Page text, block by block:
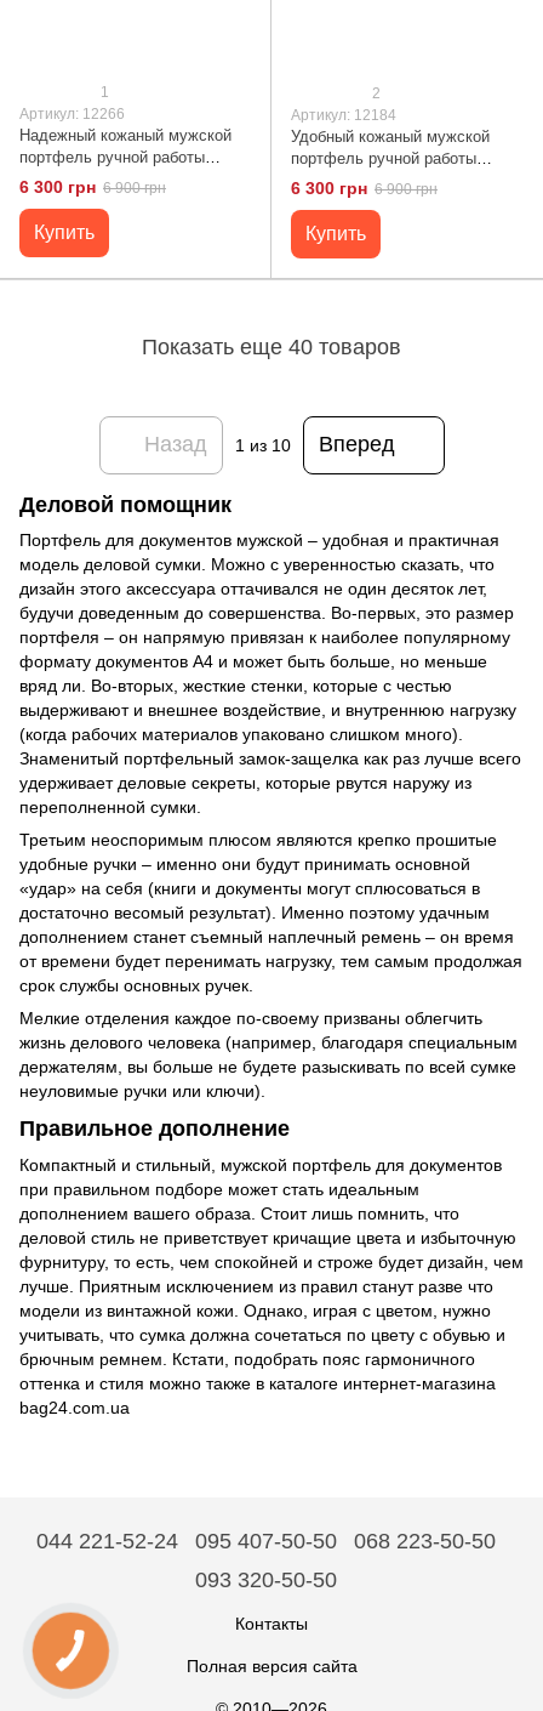
1
Артикул: 12266
Надежный кожаный мужской
портфель ручной работы
12266 Manufatto
6 300 грн 6 900 грн
Купить
2
Артикул: 12184
Удобный кожаный мужской
портфель ручной работы
Manufatto
6 300 грн 6 900 грн
Купить
Показать еще 40 товаров
Назад 1 из 10 Вперед
Деловой помощник
Портфель для документов мужской – удобная и практичная
модель деловой сумки. Можно с уверенностью сказать, что
дизайн этого аксессуара оттачивался не один десяток лет,
будучи доведенным до совершенства. Во-первых, это размер
портфеля – он напрямую привязан к наиболее популярному
формату документов А4 и может быть больше, но меньше
вряд ли. Во-вторых, жесткие стенки, которые с честью
выдерживают и внешнее воздействие, и внутреннюю нагрузку
(когда рабочих материалов упаковано слишком много).
Знаменитый портфельный замок-защелка как раз лучше всего
удерживает деловые секреты, которые рвутся наружу из
переполненной сумки.
Третьим неоспоримым плюсом являются крепко прошитые
удобные ручки – именно они будут принимать основной
«удар» на себя (книги и документы могут сплюсоваться в
достаточно весомый результат). Именно поэтому удачным
дополнением станет съемный наплечный ремень – он время
от времени будет перенимать нагрузку, тем самым продолжая
срок службы основных ручек.
Мелкие отделения каждое по-своему призваны облегчить
жизнь делового человека (например, благодаря специальным
держателям, вы больше не будете разыскивать по всей сумке
неуловимые ручки или ключи).
Правильное дополнение
Компактный и стильный, мужской портфель для документов
при правильном подборе может стать идеальным
дополнением вашего образа. Стоит лишь помнить, что
деловой стиль не приветствует кричащие цвета и избыточную
фурнитуру, то есть, чем спокойней и строже будет дизайн, чем
лучше. Приятным исключением из правил станут разве что
модели из винтажной кожи. Однако, играя с цветом, нужно
учитывать, что сумка должна сочетаться по цвету с обувью и
брючным ремнем. Кстати, подобрать пояс гармоничного
оттенка и стиля можно также в каталоге интернет-магазина
bag24.com.ua
044 221-52-24 095 407-50-50
068 223-50-50
093 320-50-50
Контакты
Полная версия сайта